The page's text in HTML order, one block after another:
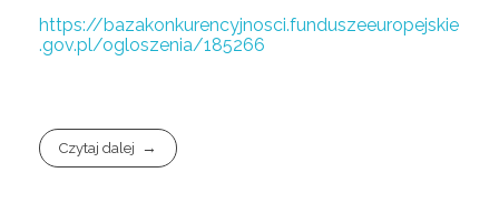
https://bazakonkurencyjnosci.funduszeeuropejskie
.gov.pl/ogloszenia/185266
Czytaj dalej